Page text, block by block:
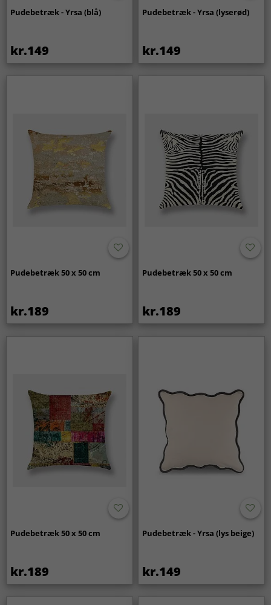
Pudebetræk - Yrsa (blå)
kr.149
Pudebetræk - Yrsa (lyserød)
kr.149
Pudebetræk 50 x 50 cm
kr.189
Pudebetræk 50 x 50 cm
kr.189
Pudebetræk 50 x 50 cm
kr.189
Pudebetræk - Yrsa (lys beige)
kr.149